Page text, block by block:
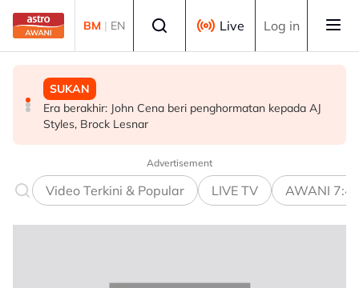
Skip to main content
BM | EN Live Log in
SUKAN
Era berakhir: John Cena beri penghormatan kepada AJ
Styles, Brock Lesnar
DUNIA
Gelombang haba: Rakyat Britain tidur di dapur, ambil
cuti
MALAYSIA
KLFW 2026 buka laluan produk Malaysia ke pasaran
dunia - Armizan
Advertisement
Video Terkini & Popular LIVE TV AWANI